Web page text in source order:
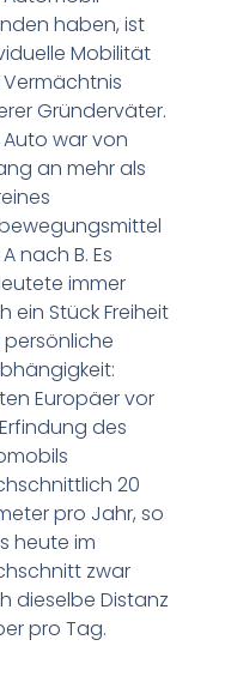
haben, ist
Mobilität
Gründerväter.
Auto war von
an mehr als
nach B. Es
immer
ein Stück Freiheit
Europäer vor
des
20
pro Jahr, so
heute im
zwar
dieselbe Distanz
pro Tag.